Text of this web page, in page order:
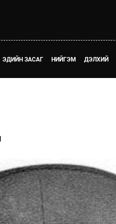
ЭДИЙН ЗАСАГ НИЙГЭМ ДЭЛХИЙ